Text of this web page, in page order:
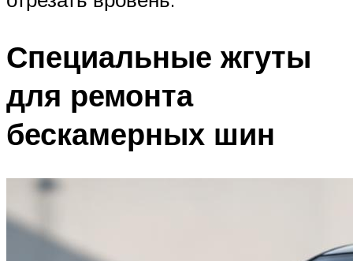
Специальные жгуты
для ремонта
бескамерных шин